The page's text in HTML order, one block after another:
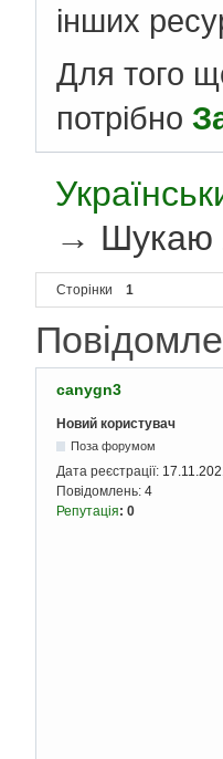
інших
Для того
потрібно
→ Шукаю
Сторінки 1
canygn3
Новий користувач
Поза форумом
Дата реєстрації:
Повідомлень: 4
Репутація: 0